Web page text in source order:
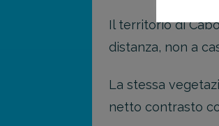
Il territorio di
distanza, non a
La stessa
netto contrasto